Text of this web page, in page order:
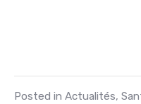
Posted in Actualités,